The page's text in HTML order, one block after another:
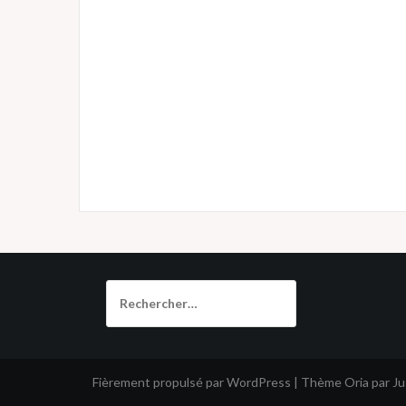
Fièrement propulsé par WordPress | Thème Oria par